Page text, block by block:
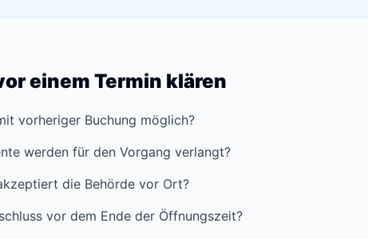
einem Termin klären
vorheriger Buchung möglich?
werden für den Vorgang verlangt?
die Behörde vor Ort?
vor dem Ende der Öffnungszeit?